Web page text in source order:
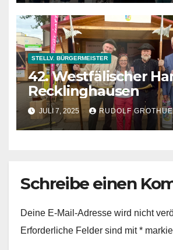
STELLV. BÜRGERMEISTER
42. Westfälischer
Recklinghausen
JULI 7, 2025 RUDOLF
Schreibe einen
Deine E-Mail-Adresse wird nicht
Erforderliche Felder sind mit*